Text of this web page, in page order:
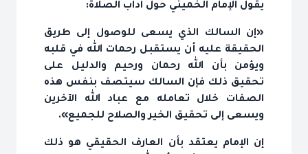
يقول الإمام الخميني حول آداب الصلاة:
«إن السالك الذي يسعى للوصول إلى طريق
الحقيقة عليه أن يستقبل رحمات الله في قلبه
ويؤمن بأن الله رحمان ورحيم والدليل على
تحقيق ذلك فإن السالك سيتصف بنفس هذه
الصفات خلال تعامله مع عباد الله الآخرين
ويسعى إلى تحقيق الخير والصلاح للجميع».
إن الإمام يعتقد بأن العارف الحقيقي هو ذلك